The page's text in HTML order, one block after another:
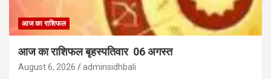
आज का राशिफल
आज का राशिफल बृहस्पतिवार 06 अगस्त
August 6, 2026 adminsidhbali